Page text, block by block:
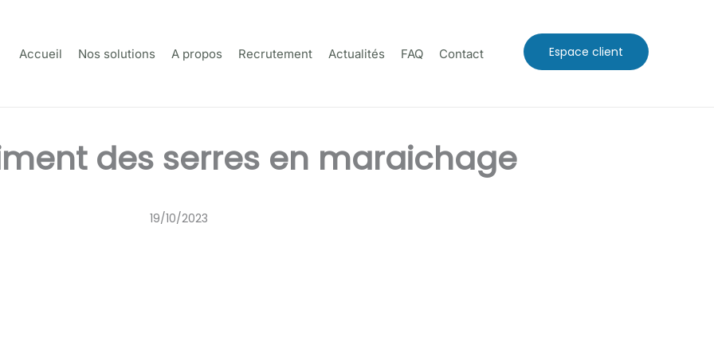
Accueil Nos solutions A propos Recrutement Actualités FAQ Contact Espace client
des serres en maraichage
19/10/2023